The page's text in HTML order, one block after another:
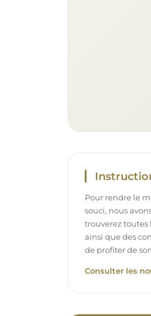
Pour rendre le
souci, nous
trouverez toutes
ainsi que des
de profiter de
Consulter les